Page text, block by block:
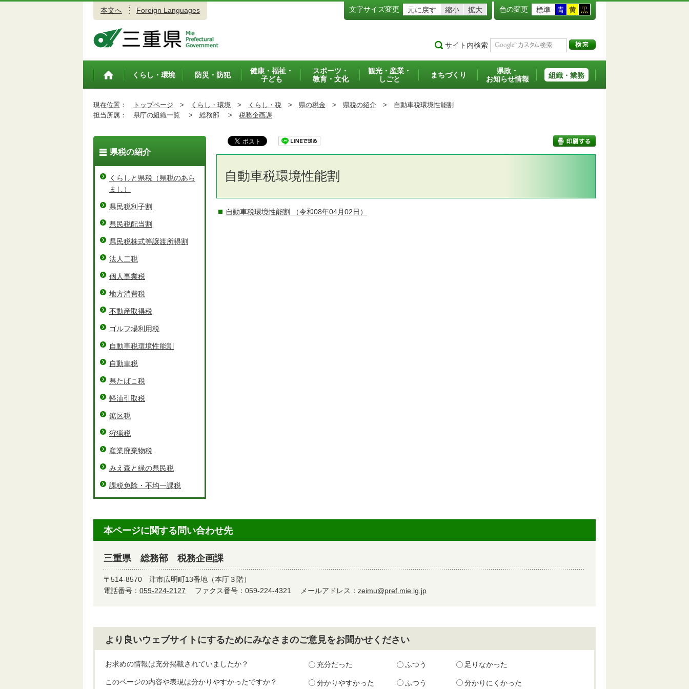
本文へ Foreign Languages 文字サイズ変更 元に戻す 縮小 拡大 色の変更 標準 青 黄 黒
サイト内検索
トップペ
くらし・環境 防災・防犯
健康・福祉・
子ども
スポーツ・
教育・文化
観光・産業・
しごと
まちづくり
県政・
お知らせ情報
組織・業務
現在位置： トップページ > くらし・環境 > くらし・税 > 県の税金 > 県税の紹介 > 自動車税環境性能割
担当所属：
県庁の組織一覧 > 総務部 > 税務企画課
自動車税環境性能割
自動車税環境性能割 （令和08年04月02日）
県税の紹介
くらしと県税（県税のあら
まし）
県民税利子割
県民税配当割
県民税株式等譲渡所得割
法人二税
個人事業税
地方消費税
不動産取得税
ゴルフ場利用税
自動車税環境性能割
自動車税
県たばこ税
軽油引取税
鉱区税
狩猟税
産業廃棄物税
みえ森と緑の県民税
課税免除・不均一課税
本ページに関する問い合わせ先
三重県 総務部 税務企画課
〒514-8570 津市広明町13番地（本庁３階）
電話番号： 059-224-2127 ファクス番号：059-224-4321 メールアドレス： zeimu@pref.mie.lg.jp
より良いウェブサイトにするためにみなさまのご意見をお聞かせください
お求めの情報は充分掲載されていましたか？ 充分だった ふつう 足りなかった
このページの内容や表現は分かりやすかったですか？ 分かりやすかった ふつう 分かりにくかった